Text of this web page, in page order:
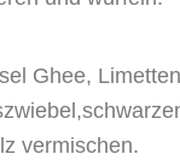
Ghee,
vermischen.